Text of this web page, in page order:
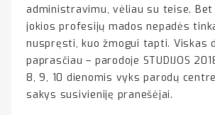
administravimu, vėliau su teise.
jokios profesijų mados nepadės
nuspręsti, kuo žmogui tapti. Viskas
paprasčiau – parodoje STUDIJOS
8, 9, 10 dienomis vyks parodų centre
sakys susivieniję pranešėjai.